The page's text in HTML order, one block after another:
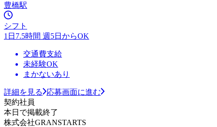
豊橋駅
シフト
1日7.5時間 週5日からOK
交通費支給
未経験OK
まかないあり
詳細を見る
応募画面に進む
契約社員
本日で掲載終了
株式会社GRANSTARTS